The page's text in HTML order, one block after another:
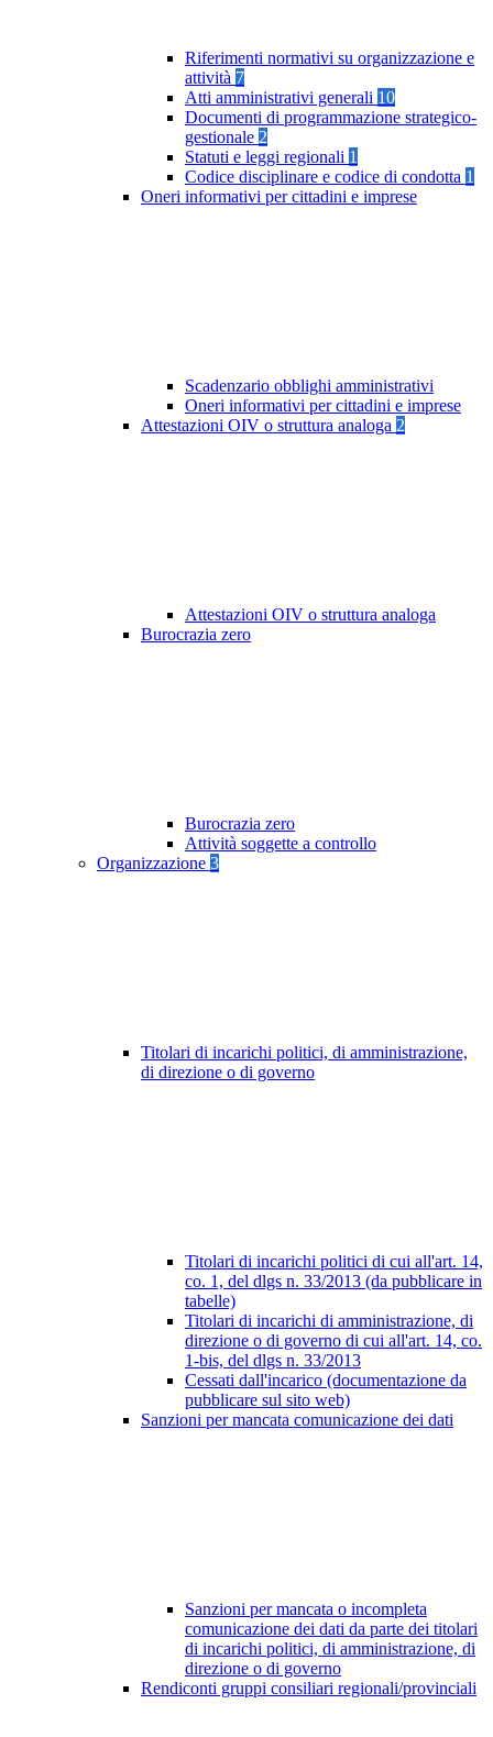
Riferimenti normativi su organizzazione e
attività 7
Atti amministrativi generali 10
Documenti di programmazione strategico-
gestionale 2
Statuti e leggi regionali 1
Codice disciplinare e codice di condotta 1
Oneri informativi per cittadini e imprese
Scadenzario obblighi amministrativi
Oneri informativi per cittadini e imprese
Attestazioni OIV o struttura analoga 2
Attestazioni OIV o struttura analoga
Burocrazia zero
Burocrazia zero
Attività soggette a controllo
Organizzazione 3
Titolari di incarichi politici, di amministrazione,
di direzione o di governo
Titolari di incarichi politici di cui all'art. 14,
co. 1, del dlgs n. 33/2013 (da pubblicare in
tabelle)
Titolari di incarichi di amministrazione, di
direzione o di governo di cui all'art. 14, co.
1-bis, del dlgs n. 33/2013
Cessati dall'incarico (documentazione da
pubblicare sul sito web)
Sanzioni per mancata comunicazione dei dati
Sanzioni per mancata o incompleta
comunicazione dei dati da parte dei titolari
di incarichi politici, di amministrazione, di
direzione o di governo
Rendiconti gruppi consiliari regionali/provinciali